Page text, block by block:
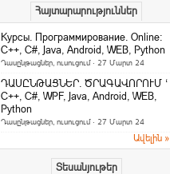
տվյալների մշակման
կենտրոնը կաշխատի
քամու...
Համացանց ·rafoaper777
Все женщины продажны /Б. Шоу
На русском / In english
6 պարզ միջոց՝ ամուսնությունը
երջանիկ դարձնելու համար
Երջանկությունն ափի մեջ
Հայտարարություններ
Курсы. Программирование. Online:
C++, C#, Java, Android, WEB, Python
Դասընթացներ, ուսուցում· 27 Մարտ 24
ԴԱՍԸՆԹԱՑՆԵՐ. ԾՐԱԳԱՎՈՐՈՒՄ ‘
C++, C#, WPF, Java, Android, WEB,
Python
Դասընթացներ, ուսուցում· 27 Մարտ 24
Ավելին »
Տեսանյութեր